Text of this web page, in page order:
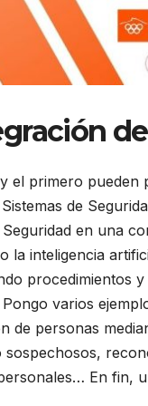
el primero pueden
de
en una
la inteligencia
procedimientos
varios
de personas
sospechosos,
En fin,